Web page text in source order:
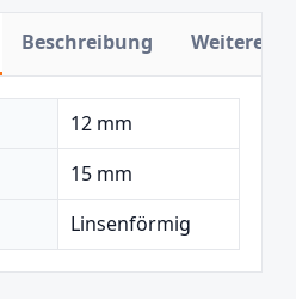
Beschreibung Weitere
12 mm
15 mm
Linsenförmig